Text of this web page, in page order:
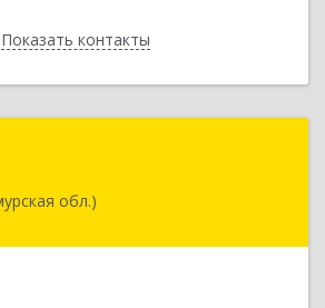
Показать контакты
Назад
обл.)
Амурская обл, Благовещенск г,